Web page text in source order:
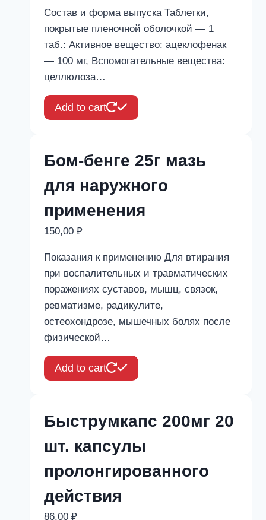
Состав и форма выпуска Таблетки,
покрытые пленочной оболочкой — 1
таб.: Активное вещество: ацеклофенак
— 100 мг, Вспомогательные вещества:
целлюлоза…
Add to cart
Бом-бенге 25г мазь
для наружного
применения
150,00 ₽
Показания к применению Для втирания
при воспалительных и травматических
поражениях суставов, мышц, связок,
ревматизме, радикулите,
остеохондрозе, мышечных болях после
физической…
Add to cart
Быструмкапс 200мг 20
шт. капсулы
пролонгированного
действия
86,00 ₽